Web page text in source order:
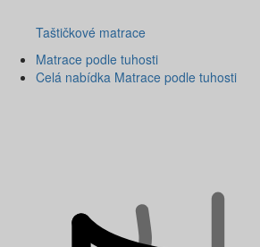
Taštičkové matrace
Matrace podle tuhosti
Celá nabídka Matrace podle tuhosti